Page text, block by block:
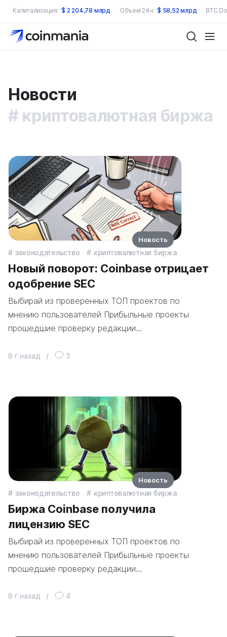
Капитализация: $ 2 204,78 млрд Объем 24ч: $ 58,52 млрд BTC
Новости
криптовалютная биржа
законодательство криптовалютная биржа
Новый поворот: Coinbase отрицает
одобрение SEC
Выбирай из проверенных ТОП проектов по
мнению пользователей Прибыльные проекты
прошедшие проверку редакции…
8 г назад / 3
Новость
законодательство криптовалютная биржа
Биржа Coinbase получила
лицензию SEC
Выбирай из проверенных ТОП проектов по
мнению пользователей Прибыльные проекты
прошедшие проверку редакции…
8 г назад / 4
Новость